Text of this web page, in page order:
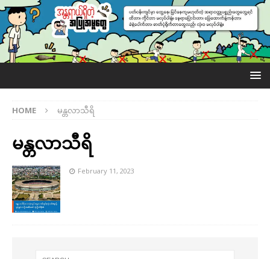
HOME မန္တလာသီရိ
မန္တလာသီရိ
February 11, 2023